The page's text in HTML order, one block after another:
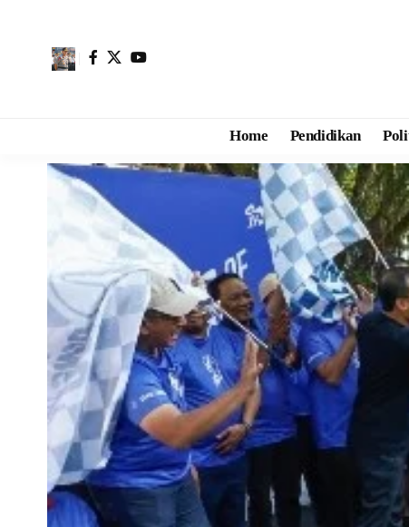
Home Pendidikan